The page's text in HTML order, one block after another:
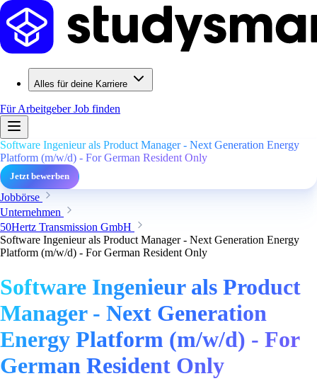
Alles für deine Karriere
Für ArbeitgeberJob finden
Software Ingenieur als Product Manager - Next Generation Energy
Platform (m/w/d) - For German Resident Only
Jetzt bewerben
Jobbörse
Unternehmen
50Hertz Transmission GmbH
Software Ingenieur als Product Manager - Next Generation Energy
Platform (m/w/d) - For German Resident Only
Software Ingenieur als Product
Manager - Next Generation
Energy Platform (m/w/d) - For
German Resident Only